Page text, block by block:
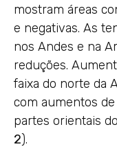
mostram áreas
e negativas. As
nos Andes e na
reduções.
faixa do norte da
com aumentos
partes orientais
2).